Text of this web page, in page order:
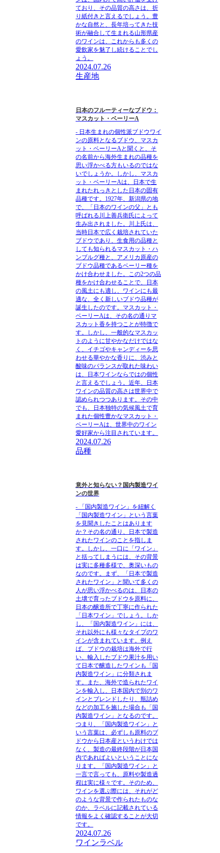
ており、その品質の高さは、折
り紙付きと言えるでしょう。豊
かな自然と、長年培ってきた技
術が融合して生まれる山形県産
のワインは、これからも多くの
愛飲家を魅了し続けることでし
ょう。
2024.07.26
生産地
日本のフルーティーなブドウ：
マスカット・ベーリーA
- 日本生まれの個性派ブドウワイ
ンの原料となるブドウ、マスカ
ット・ベーリーAと聞くと、そ
の名前から海外生まれの品種を
思い浮かべる方もいるのではな
いでしょうか。しかし、マスカ
ット・ベーリーAは、日本で生
まれたれっきとした日本の固有
品種です。1927年、新潟県の地
で、「日本のワインの父」とも
呼ばれる川上善兵衛氏によって
生み出されました。川上氏は、
当時日本で広く栽培されていた
ブドウであり、生食用の品種と
しても知られるマスカット・ハ
ンブルグ種と、アメリカ原産の
ブドウ品種であるベーリー種を
かけ合わせました。この2つの品
種をかけ合わせることで、日本
の風土にも適し、ワインにも最
適な、全く新しいブドウ品種が
誕生したのです。マスカット・
ベーリーAは、その名の通りマ
スカット香を持つことが特徴で
す。しかし、一般的なマスカッ
トのように甘やかなだけではな
く、イチゴやキャンディーを思
わせる華やかな香りに、渋みと
酸味のバランスが取れた味わい
は、日本ワインならではの個性
と言えるでしょう。近年、日本
ワインの品質の高さは世界中で
認められつつあります。その中
でも、日本独特の気候風土で育
まれた個性豊かなマスカット・
ベーリーAは、世界中のワイン
愛好家から注目されています。
2024.07.26
品種
意外と知らない？国内製造ワイ
ンの世界
- 「国内製造ワイン」を紐解く
「国内製造ワイン」という言葉
を見聞きしたことはあります
か？その名の通り、日本で製造
されたワインのことを指しま
す。しかし、一口に「ワイン」
と括ってしまうには、その背景
は実に多種多様で、奥深いもの
なのです。まず、「日本で製造
されたワイン」と聞いて多くの
人が思い浮かべるのは、日本の
土壌で育ったブドウを原料に、
日本の醸造所で丁寧に作られた
「日本ワイン」でしょう。しか
し、「国内製造ワイン」には、
それ以外にも様々なタイプのワ
インが含まれています。例え
ば、ブドウの栽培は海外で行
い、輸入したブドウ果汁を用い
て日本で醸造したワインも「国
内製造ワイン」に分類されま
す。また、海外で造られたワイ
ンを輸入し、日本国内で別のワ
インとブレンドしたり、瓶詰め
などの加工を施した場合も「国
内製造ワイン」となるのです。
つまり、「国内製造ワイン」と
いう言葉は、必ずしも原料のブ
ドウから日本産というわけでは
なく、製造の最終段階が日本国
内であればよいということにな
ります。「国内製造ワイン」と
一言で言っても、原料や製造過
程は実に様々です。そのため、
ワインを選ぶ際には、それがど
のような背景で作られたものな
のか、ラベルに記載されている
情報をよく確認することが大切
です。
2024.07.26
ワインラベル